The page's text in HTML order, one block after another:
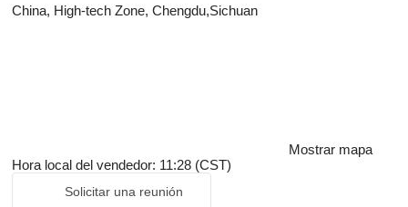
China, High-tech Zone, Chengdu,Sichuan
Mostrar mapa
Hora local del vendedor: 11:28 (CST)
Solicitar una reunión